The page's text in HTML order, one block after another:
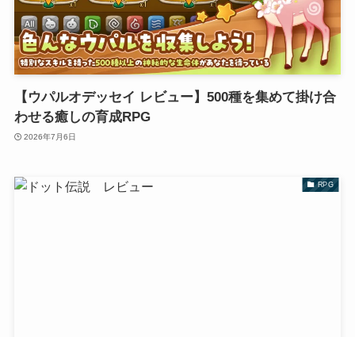
【ウパルオデッセイ レビュー】500種を集めて掛け合
わせる癒しの育成RPG
2026年7月6日
RPG